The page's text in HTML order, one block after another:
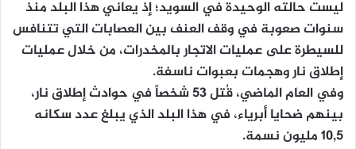
ليست حالته الوحيدة في السويد؛ إذ يعاني هذا البلد منذ
سنوات صعوبة في وقف العنف بين العصابات التي تتنافس
للسيطرة على عمليات الاتجار بالمخدرات، من خلال عمليات
إطلاق نار وهجمات بعبوات ناسفة.
وفي العام الماضي، قُتل 53 شخصاً في حوادث إطلاق نار،
بينهم ضحايا أبرياء، في هذا البلد الذي يبلغ عدد سكانه
10,5 مليون نسمة.